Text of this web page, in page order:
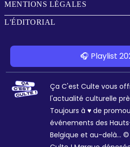
MENTIONS LÉGALES
L'ÉDITORIAL
🎧 Playlist
Ça C'est Culte vous
l'actualité culturelle
Toujours à ♥ de
événements des
Belgique et au-delà...